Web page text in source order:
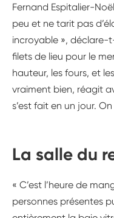
Fernand Espitalier-
peu et ne tarit pas
incroyable », déclare-
filets de lieu pour le
hauteur, les fours, et
vraiment bien, réagit
s’est fait en un jour.
La salle du
« C’est l’heure de
personnes présentes